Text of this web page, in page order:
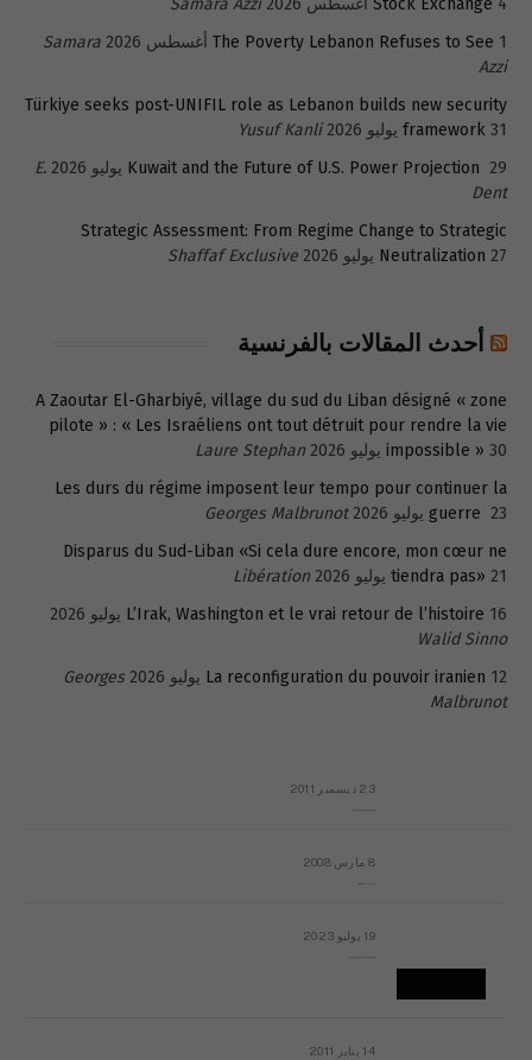
Stock Exchange 4 أغسطس 2026
Samara Azzi
The Poverty Lebanon Refuses to See 1 أغسطس 2026
Samara
Azzi
Türkiye seeks post-UNIFIL role as Lebanon builds new security
framework 31 يوليو 2026
Yusuf Kanli
Kuwait and the Future of U.S. Power Projection 29 يوليو 2026
E.
Dent
Strategic Assessment: From Regime Change to Strategic
Neutralization 27 يوليو 2026 Shaffaf Exclusive
أحدث المقالات بالفرنسية
A Zaoutar El-Gharbiyé, village du sud du Liban désigné « zone
pilote » : « Les Israéliens ont tout détruit pour rendre la vie
impossible » 30 يوليو 2026
Laure Stephan
Les durs du régime imposent leur tempo pour continuer la
guerre 23 يوليو 2026
Georges Malbrunot
Disparus du Sud-Liban «Si cela dure encore, mon cœur ne
tiendra pas» 21 يوليو 2026
Libération
L’Irak, Washington et le vrai retour de l’histoire 16 يوليو 2026
Walid Sinno
La reconfiguration du pouvoir iranien 12 يوليو 2026
Georges
Malbrunot
23 ديسمبر 2011
8 مارس 2008
19 يوليو 2023
14 يناير 2011